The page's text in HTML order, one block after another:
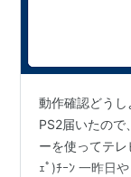
動作確認どう
PS2届いたので
ーを使ってテ
ｪﾟ)ﾁｰﾝ 一昨日